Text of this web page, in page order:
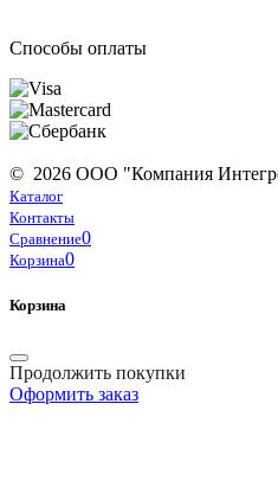
Способы оплаты
© 2026 ООО "Компания
Каталог
Контакты
Сравнение0
Корзина0
Корзина
Продолжить покупки
Оформить заказ